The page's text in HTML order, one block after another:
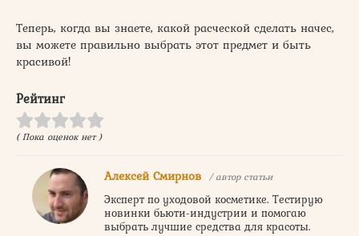
Теперь, когда вы знаете, какой расческой сделать начес,
вы можете правильно выбрать этот предмет и быть
красивой!
Рейтинг
( Пока оценок нет )
Алексей Смирнов / автор статьи
Эксперт по уходовой косметике. Тестирую
новинки бьюти-индустрии и помогаю
выбрать лучшие средства для красоты.